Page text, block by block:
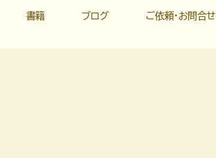
書籍 ブログ ご依頼・お問合せ